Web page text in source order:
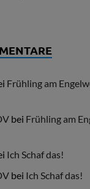
Frühling am
bei Frühling am
Ich Schaf das!
bei Ich Schaf das!